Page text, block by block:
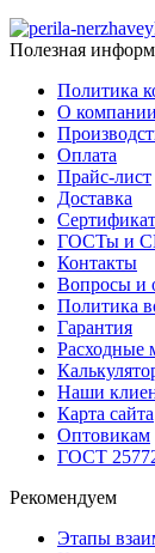
Полезная
Политика
О компании
Оплата
Прайс-лист
Доставка
ГОСТы и
Контакты
Вопросы и
Политика
Гарантия
Расходные
Наши
Карта сайта
Оптовикам
ГОСТ
Рекомендуем
Этапы